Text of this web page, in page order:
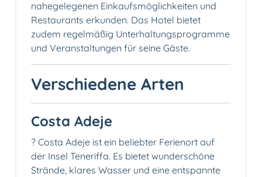
nahegelegenen Einkaufsmöglichkeiten und
Restaurants erkunden. Das Hotel bietet
zudem regelmäßig Unterhaltungsprogramme
und Veranstaltungen für seine Gäste.
Verschiedene Arten
Costa Adeje
?️ Costa Adeje ist ein beliebter Ferienort auf
der Insel Teneriffa. Es bietet wunderschöne
Strände, klares Wasser und eine entspannte